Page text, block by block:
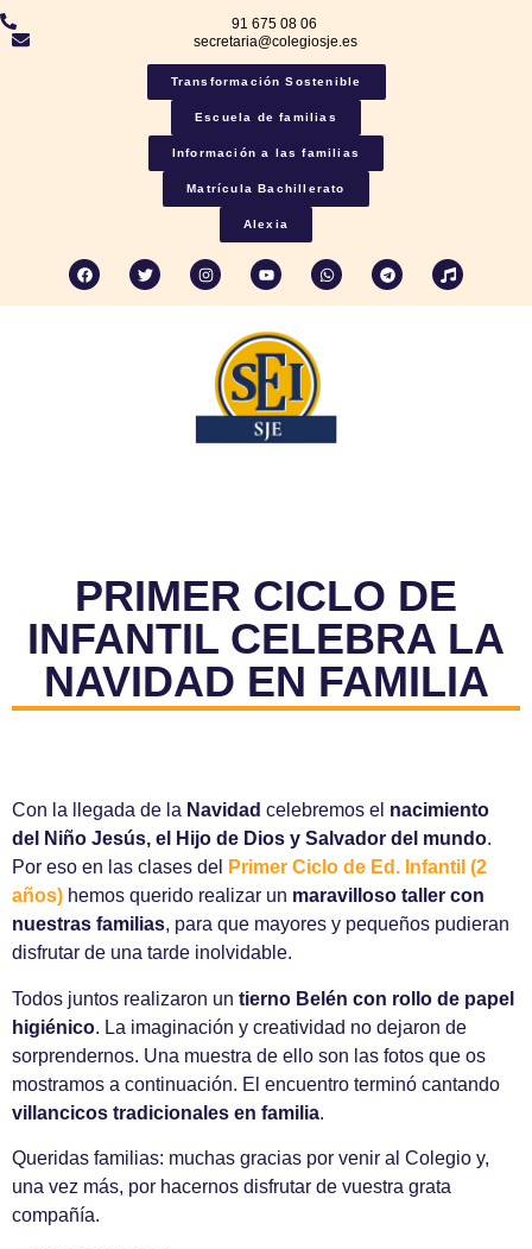
91 675 08 06
secretaria@colegiosje.es
Transformación Sostenible
Escuela de familias
Información a las familias
Matrícula Bachillerato
Alexia
PRIMER CICLO DE
INFANTIL CELEBRA LA
NAVIDAD EN FAMILIA
Con la llegada de la Navidad celebremos el nacimiento
del Niño Jesús, el Hijo de Dios y Salvador del mundo.
Por eso en las clases del
Primer Ciclo de Ed. Infantil (2
años) hemos querido realizar un maravilloso taller con
nuestras familias, para que mayores y pequeños pudieran
disfrutar de una tarde inolvidable.
Todos juntos realizaron un tierno Belén con rollo de papel
higiénico. La imaginación y creatividad no dejaron de
sorprendernos. Una muestra de ello son las fotos que os
mostramos a continuación. El encuentro terminó cantando
villancicos tradicionales en familia.
Queridas familias: muchas gracias por venir al Colegio y,
una vez más, por hacernos disfrutar de vuestra grata
compañía.